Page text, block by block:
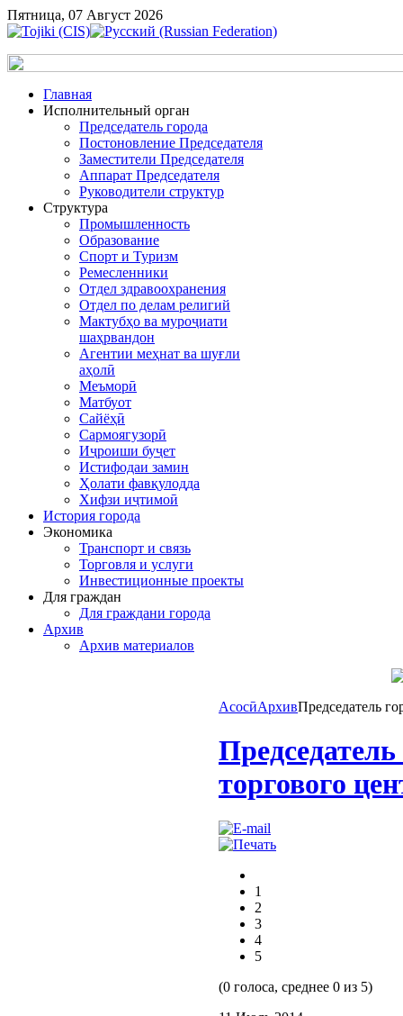
Пятница, 07 Август 2026
Главная
Исполнительный орган
Председатель города
Постоновление Председателя
Заместители Председателя
Аппарат Председателя
Руководители структур
Структура
Промышленность
Образование
Спорт и Туризм
Ремесленники
Отдел здравоохранения
Отдел по делам религий
Мактубҳо ва муроҷиати
шаҳрвандон
Агентии меҳнат ва шуғли
аҳолӣ
Меъморӣ
Матбуот
Сайёҳӣ
Сармоягузорӣ
Иҷроиши буҷет
Истифодаи замин
Ҳолати фавқулодда
Хифзи иҷтимоӣ
История города
Экономика
Транспорт и связь
Торговля и услуги
Инвестиционные проекты
Для граждан
Для граждани города
Архив
Архив материалов
АсосӣАрхивПредседатель
торгового
1
2
3
4
5
(0 голоса, среднее 0 из 5)